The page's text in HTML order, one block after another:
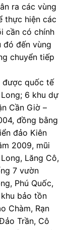
ra các vùng
thực hiện các
cần có chính
đó đến vùng
chuyển tiếp
được quốc tế
6 khu dự
Cần Giờ –
đồng bằng
đảo Kiên
2009, mũi
Lăng Cô,
7 vườn
Phú Quốc,
khu bảo tồn
Chàm, Rạn
Trần, Cô